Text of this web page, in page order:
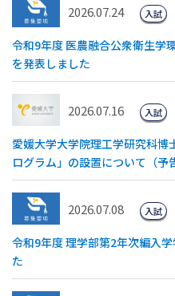
2026.07.24
令和9年度 医農融合公衆衛生学
を発表しました
入試
2026.07.16
愛媛大学大学院理工学研究科
ログラム」の設置について（予
入試
2026.07.08
令和9年度 理学部第2年次編入
た
入試